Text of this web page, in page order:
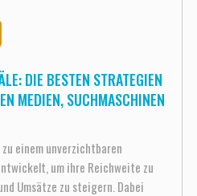
DIE BESTEN STRATEGIEN
MEDIEN, SUCHMASCHINEN
einem unverzichtbaren
um ihre Reichweite zu
Umsätze zu steigern. Dabei